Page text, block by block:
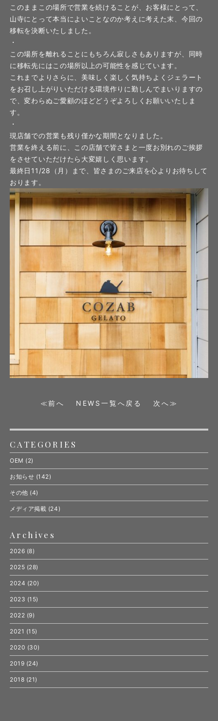
このままこの場所で営業を続けることが、お客様にとって、
山寺にとって本当によいことなのか考えに考えた末、今回の
移転を決断いたしました。
・
この場所を離れることにもちろん寂しさもありますが、同時
に移転先にはこの場所以上の可能性を感じています。
これまでよりさらに、美味しく楽しく気持ちよくジェラート
をお召し上がりいただける環境作りに勤しんでまいりますの
で、変わらぬご愛顧のほどどうぞよろしくお願いいたしま
す。
・
現店舗での営業も残り僅かな期間となりました。
営業を終える前に、この店舗で皆さまと一度お別れのご挨拶
をさせていただけたら大変嬉しく思います。
最終日11/28（月）まで、皆さまのご来店を心よりお待ちして
おります。
≪前へ NEWS一覧へ戻る 次へ≫
CATEGORIES
OEM (2)
お知らせ (142)
その他 (4)
メディア掲載 (24)
Archives
2026 (8)
2025 (28)
2024 (20)
2023 (15)
2022 (9)
2021 (15)
2020 (30)
2019 (24)
2018 (21)